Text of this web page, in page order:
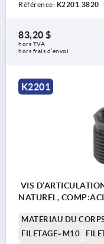
Référence: K2201.3820
83,20 $
hors TVA
hors frais d’envoi
K2201
VIS
NATUREL,
MATÉRIAU DU
FILETAGE=M10